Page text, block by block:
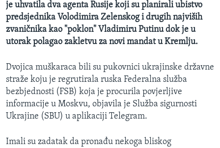
Jezici
je uhvatila dva agenta Rusije koji su planirali ubistvo
predsjednika Volodimira Zelenskog i drugih najviših
zvaničnika kao "poklon" Vladimiru Putinu dok je u
utorak polagao zakletvu za novi mandat u Kremlju.
Dvojica muškaraca bili su pukovnici ukrajinske državne
straže koju je regrutirala ruska Federalna služba
bezbjednosti (FSB) koja je procurila povjerljive
informacije u Moskvu, objavila je Služba sigurnosti
Ukrajine (SBU) u aplikaciji Telegram.
Imali su zadatak da pronađu nekoga bliskog